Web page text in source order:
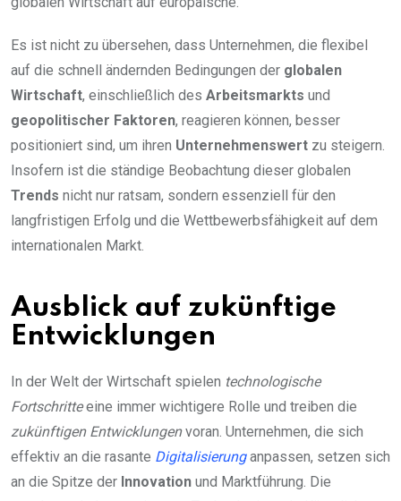
Es ist nicht zu übersehen, dass Unternehmen, die flexibel
auf die schnell ändernden Bedingungen der globalen
Wirtschaft, einschließlich des Arbeitsmarkts und
geopolitischer Faktoren, reagieren können, besser
positioniert sind, um ihren Unternehmenswert zu steigern.
Insofern ist die ständige Beobachtung dieser globalen
Trends nicht nur ratsam, sondern essenziell für den
langfristigen Erfolg und die Wettbewerbsfähigkeit auf dem
internationalen Markt.
Ausblick auf zukünftige
Entwicklungen
In der Welt der Wirtschaft spielen technologische
Fortschritteeine immer wichtigere Rolle und treiben die
zukünftigen Entwicklungenvoran. Unternehmen, die sich
effektiv an die rasante Digitalisierunganpassen, setzen sich
an die Spitze der Innovation und Marktführung. Die